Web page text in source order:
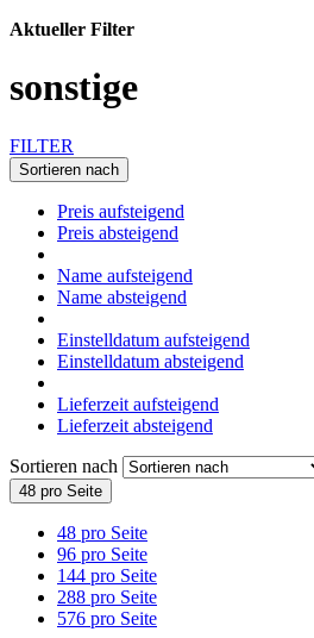
Aktueller Filter
sonstige
FILTER
Sortieren nach
Preis aufsteigend
Preis absteigend
Name aufsteigend
Name absteigend
Einstelldatum aufsteigend
Einstelldatum absteigend
Lieferzeit aufsteigend
Lieferzeit absteigend
Sortieren nach
48 pro Seite
48 pro Seite
96 pro Seite
144 pro Seite
288 pro Seite
576 pro Seite